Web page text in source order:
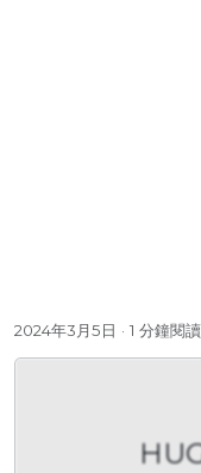
2024年3月5日 1 分鐘閱讀